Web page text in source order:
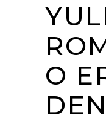
O
DEN